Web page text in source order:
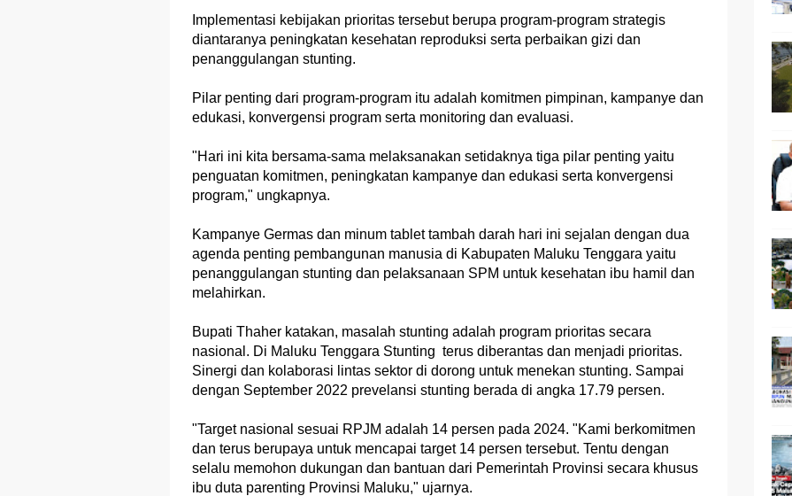
Implementasi kebijakan prioritas tersebut berupa program-program strategis
diantaranya peningkatan kesehatan reproduksi serta perbaikan gizi dan
penanggulangan stunting.
Pilar penting dari program-program itu adalah komitmen pimpinan, kampanye dan
edukasi, konvergensi program serta monitoring dan evaluasi.
"Hari ini kita bersama-sama melaksanakan setidaknya tiga pilar penting yaitu
penguatan komitmen, peningkatan kampanye dan edukasi serta konvergensi
program," ungkapnya.
Kampanye Germas dan minum tablet tambah darah hari ini sejalan dengan dua
agenda penting pembangunan manusia di Kabupaten Maluku Tenggara yaitu
penanggulangan stunting dan pelaksanaan SPM untuk kesehatan ibu hamil dan
melahirkan.
Bupati Thaher katakan, masalah stunting adalah program prioritas secara
nasional. Di Maluku Tenggara Stunting terus diberantas dan menjadi prioritas.
Sinergi dan kolaborasi lintas sektor di dorong untuk menekan stunting. Sampai
dengan September 2022 prevelansi stunting berada di angka 17.79 persen.
"Target nasional sesuai RPJM adalah 14 persen pada 2024. "Kami berkomitmen
dan terus berupaya untuk mencapai target 14 persen tersebut. Tentu dengan
selalu memohon dukungan dan bantuan dari Pemerintah Provinsi secara khusus
ibu duta parenting Provinsi Maluku," ujarnya.